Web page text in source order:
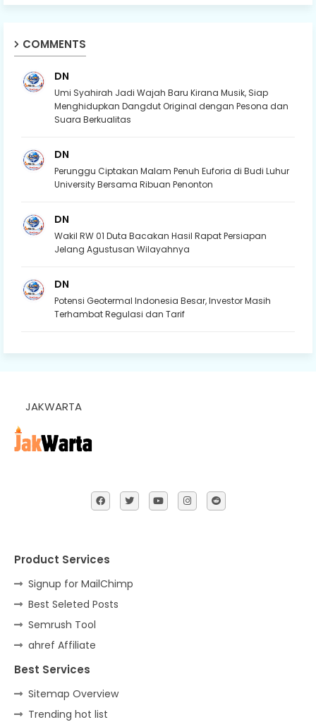
COMMENTS
DN
Umi Syahirah Jadi Wajah Baru Kirana Musik, Siap
Menghidupkan Dangdut Original dengan Pesona dan
Suara Berkualitas
DN
Perunggu Ciptakan Malam Penuh Euforia di Budi Luhur
University Bersama Ribuan Penonton
DN
Wakil RW 01 Duta Bacakan Hasil Rapat Persiapan
Jelang Agustusan Wilayahnya
DN
Potensi Geotermal Indonesia Besar, Investor Masih
Terhambat Regulasi dan Tarif
JAKWARTA
Product Services
Signup for MailChimp
Best Seleted Posts
Semrush Tool
ahref Affiliate
Best Services
Sitemap Overview
Trending hot list